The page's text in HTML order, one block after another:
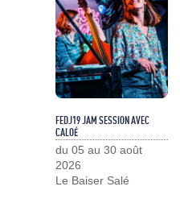
FEDJ19 JAM SESSION AVEC
CALOÉ
du 05 au 30 août
2026
Le Baiser Salé